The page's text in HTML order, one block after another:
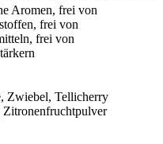
Aromen, frei von
frei von
frei von
Zwiebel, Tellicherry